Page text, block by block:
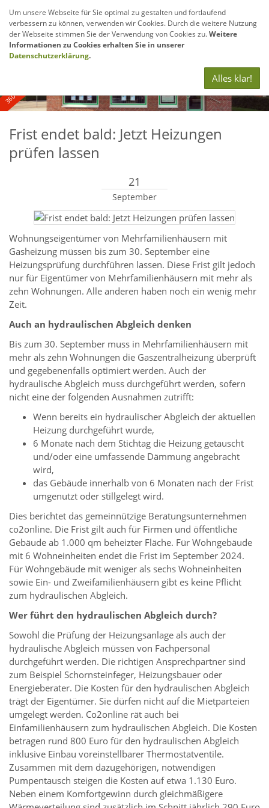
360° - und Luftbildaufnahmen
Frist endet bald: Jetzt Heizungen
prüfen lassen
21
September
Wohnungseigentümer von Mehrfamilienhäusern mit
Gasheizung müssen bis zum 30. September eine
Heizungsprüfung durchführen lassen. Diese Frist gilt jedoch
nur für Eigentümer von Mehrfamilienhäusern mit mehr als
zehn Wohnungen. Alle anderen haben noch ein wenig mehr
Zeit.
Auch an hydraulischen Abgleich denken
Bis zum 30. September muss in Mehrfamilienhäusern mit
mehr als zehn Wohnungen die Gaszentralheizung überprüft
und gegebenenfalls optimiert werden. Auch der
hydraulische Abgleich muss durchgeführt werden, sofern
nicht eine der folgenden Ausnahmen zutrifft:
Wenn bereits ein hydraulischer Abgleich der aktuellen
Heizung durchgeführt wurde,
6 Monate nach dem Stichtag die Heizung getauscht
und/oder eine umfassende Dämmung angebracht
wird,
das Gebäude innerhalb von 6 Monaten nach der Frist
umgenutzt oder stillgelegt wird.
Dies berichtet das gemeinnützige Beratungsunternehmen
co2online. Die Frist gilt auch für Firmen und öffentliche
Gebäude ab 1.000 qm beheizter Fläche. Für Wohngebäude
mit 6 Wohneinheiten endet die Frist im September 2024.
Für Wohngebäude mit weniger als sechs Wohneinheiten
sowie Ein- und Zweifamilienhäusern gibt es keine Pflicht
zum hydraulischen Abgleich.
Wer führt den hydraulischen Abgleich durch?
Sowohl die Prüfung der Heizungsanlage als auch der
hydraulische Abgleich müssen von Fachpersonal
durchgeführt werden. Die richtigen Ansprechpartner sind
zum Beispiel Schornsteinfeger, Heizungsbauer oder
Energieberater. Die Kosten für den hydraulischen Abgleich
trägt der Eigentümer. Sie dürfen nicht auf die Mietparteien
umgelegt werden. Co2online rät auch bei
Einfamilienhäusern zum hydraulischen Abgleich. Die Kosten
betragen rund 800 Euro für den hydraulischen Abgleich
inklusive Einbau voreinstellbarer Thermostatventile.
Zusammen mit dem dazugehörigen, notwendigen
Pumpentausch steigen die Kosten auf etwa 1.130 Euro.
Neben einem Komfortgewinn durch gleichmäßigere
Um unsere Webseite für Sie optimal zu gestalten und fortlaufend
verbessern zu können, verwenden wir Cookies. Durch die weitere Nutzung
der Webseite stimmen Sie der Verwendung von Cookies zu.Weitere
Informationen zu Cookies erhalten Sie in unserer
Datenschutzerklärung.
Alles klar!